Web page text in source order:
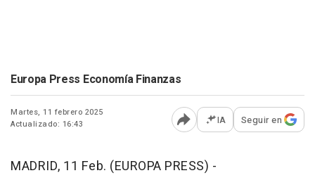
Europa Press Economía Finanzas
Martes, 11 febrero 2025
Actualizado: 16:43
Abrir opciones para
IA Seguir en
MADRID, 11 Feb. (EUROPA PRESS) -